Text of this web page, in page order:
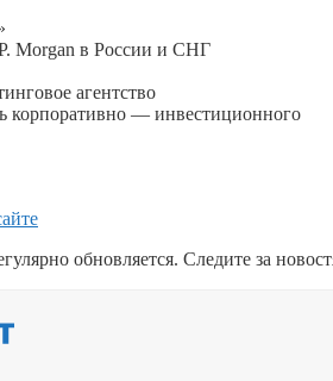
Мorgan в России и СНГ
агентство
корпоративно — инвестиционного
обновляется. Следите за